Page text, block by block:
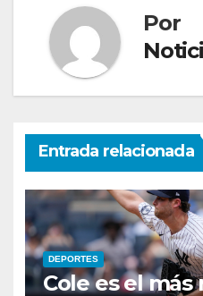
Por
Entrada relacionada
DEPORTES
Cole es el más